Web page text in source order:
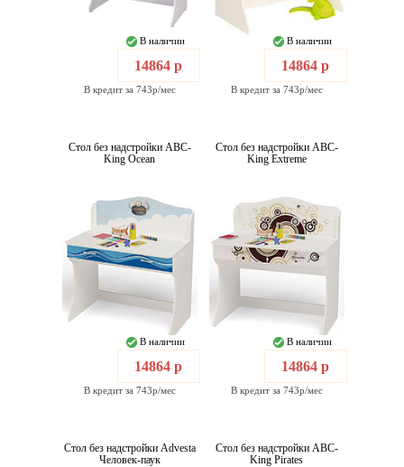
В наличии
14864 р
В кредит за 743р/мес
В наличии
14864 р
В кредит за 743р/мес
Стол без надстройки ABC-
King Ocean
В наличии
14864 р
В кредит за 743р/мес
Стол без надстройки ABC-
King Extreme
В наличии
14864 р
В кредит за 743р/мес
Стол без надстройки Advesta
Человек-паук
Стол без надстройки ABC-
King Pirates